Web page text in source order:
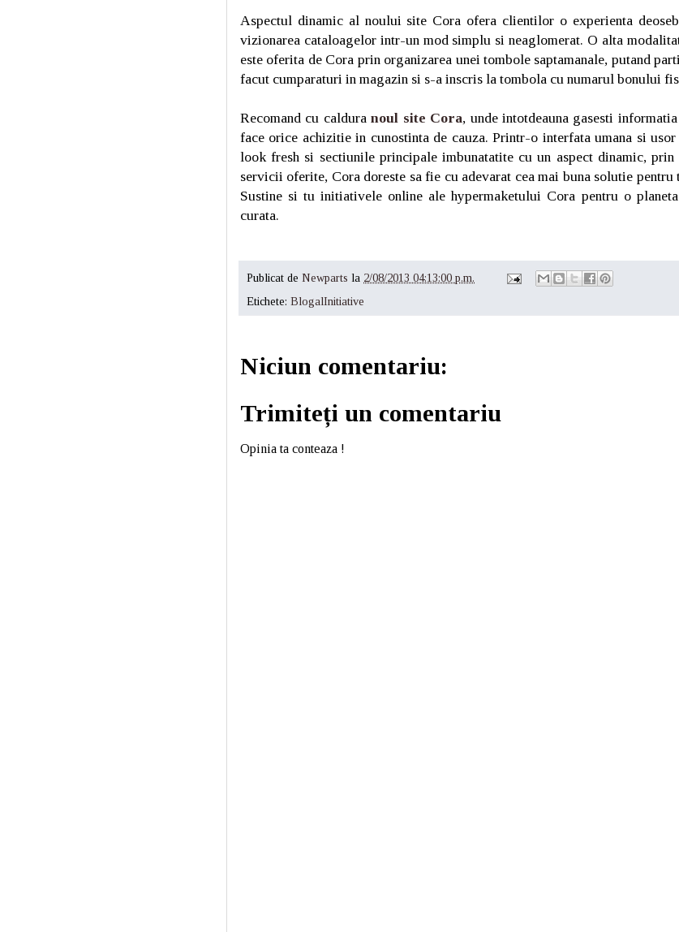
Aspectul dinamic al noului site Cora ofera clientilor o experienta
vizionarea cataloagelor intr-un mod simplu si neaglomerat. O alta
este oferita de Cora prin organizarea unei tombole saptamanale, putand
facut cumparaturi in magazin si s-a inscris la tombola cu numarul bonului
Recomand cu calduranoul site Cora, unde intotdeauna gasesti
face orice achizitie in cunostinta de cauza. Printr-o interfata umana si
look fresh si sectiunile principale imbunatatite cu un aspect dinamic,
servicii oferite, Cora doreste sa fie cu adevarat cea mai buna solutie pentru
Sustine si tu initiativele online ale hypermaketului Cora pentru o
curata.
Publicat de Newparts la 2/08/2013 04:13:00 p.m.
Etichete: BlogalInitiative
Niciun comentariu:
Trimiteți un comentariu
Opinia ta conteaza !